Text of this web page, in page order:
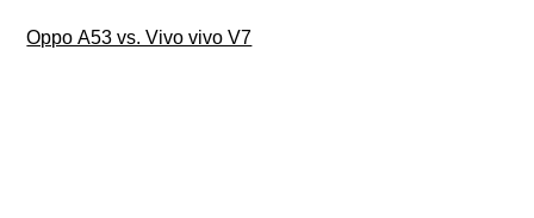
Oppo A53 vs. Vivo vivo V7